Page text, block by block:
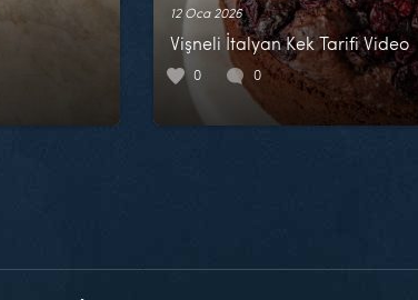
12 Oca 2026
Vişneli İtalyan Kek Tarifi Video
0 0